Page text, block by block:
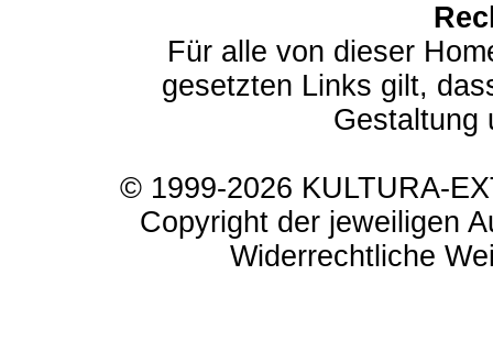
Für alle von dieser
gesetzten Links gilt,
Gestaltung
© 1999-2026 KULTURA-
Copyright der jeweiligen
Widerrechtliche